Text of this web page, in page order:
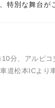
特別な舞台が
分、アルピ
道松本ICより